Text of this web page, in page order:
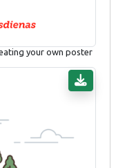
your own poster